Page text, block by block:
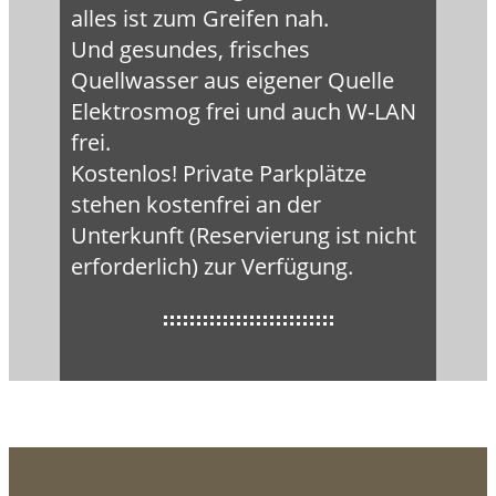
alles ist zum Greifen nah.
Und gesundes, frisches
Quellwasser aus eigener Quelle
Elektrosmog frei und auch W-LAN
frei.
Kostenlos! Private Parkplätze
stehen kostenfrei an der
Unterkunft (Reservierung ist nicht
erforderlich) zur Verfügung.